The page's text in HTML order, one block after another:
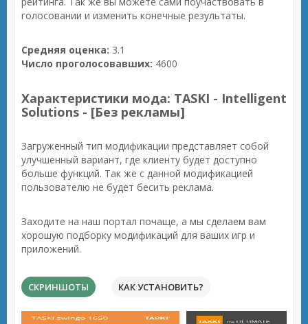
голосовании и изменить конечные результаты.
Средняя оценка: 3.1
Число проголосовавших: 4600
Характеристики мода: TASKI - Intelligent
Solutions - [Без рекламы]
Загруженный тип модификации представляет собой
улучшенный вариант, где клиенту будет доступно
больше функций. Так же с данной модификацией
пользователю не будет бесить реклама.
Заходите на наш портал почаще, а мы сделаем вам
хорошую подборку модификаций для ваших игр и
приложений.
СКРИНШОТЫ КАК УСТАНОВИТЬ?